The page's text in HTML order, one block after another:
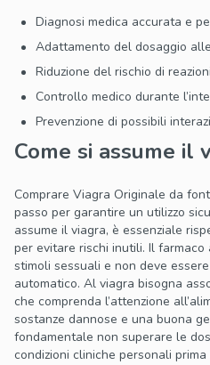
Diagnosi medica accurata e
Adattamento del dosaggio
Riduzione del rischio di
Controllo medico durante
Prevenzione di possibili
Come si assume il
Comprare Viagra Originale da
passo per garantire un utilizzo
assume il viagra, è essenziale
per evitare rischi inutili. Il farmaco
stimoli sessuali e non deve
automatico. Al viagra bisogna
che comprenda l’attenzione
sostanze dannose e una buona
fondamentale non superare le
condizioni cliniche personali prima